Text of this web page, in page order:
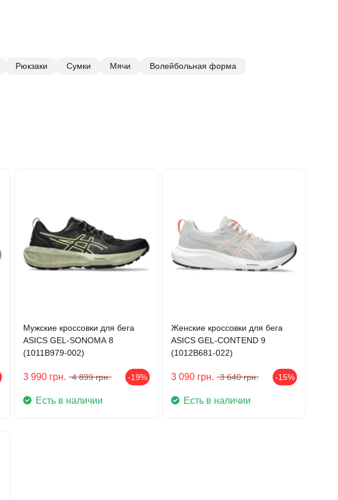
Рюкзаки Сумки Мячи
Волейбольная форма
Мужские кроссовки для бега
ASICS GEL-SONOMA 8
(1011B979-002)
3 990 грн. 4 899 грн. -19%
Есть в наличии
Женские кроссовки для бега
ASICS GEL-CONTEND 9
(1012B681-022)
3 090 грн. 3 640 грн. -15%
Есть в наличии